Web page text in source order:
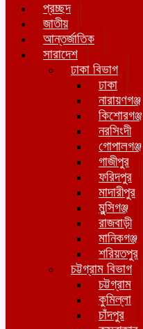
প্রচ্ছদ
জাতীয়
আন্তর্জাতিক
সারাদেশ
ঢাকা বিভাগ
ঢাকা
নারায়ণগঞ্জ
কিশোরগঞ্জ
নরসিংদী
গোপালগঞ্জ
গাজীপুর
ফরিদপুর
মাদারীপুর
মুন্সিগঞ্জ
রাজবাড়ী
মানিকগঞ্জ
শরিয়তপুর
চট্টগ্রাম বিভাগ
চট্টগ্রাম
কুমিল্লা
চাঁদপুর